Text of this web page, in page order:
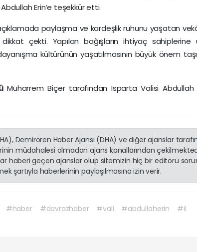
Erin’e teşekkür etti.
paylaşma ve kardeşlik ruhunu yaşatan
çekti. Yapılan bağışların ihtiyaç sahiplerine
kültürünün yaşatılmasının büyük önem
Muharrem Biçer tarafından Isparta Valisi Abdullah
Demirören Haber Ajansı (DHA) ve diğer ajanslar
müdahalesi olmadan ajans kanallarından
haberi geçen ajanslar olup sitemizin hiç bir editörü
şartıyla haberlerinin paylaşılmasına izin verir.
#haber #davrazhaber #vali #abdullaherin
#il